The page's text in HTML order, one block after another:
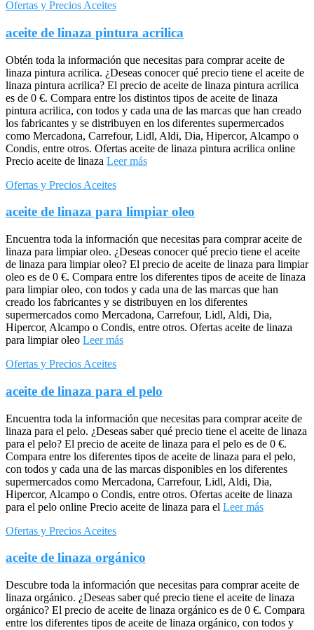
Ofertas y Precios Aceites
aceite de linaza pintura acrilica
Obtén toda la información que necesitas para comprar aceite de
linaza pintura acrilica. ¿Deseas conocer qué precio tiene el aceite de
linaza pintura acrilica? El precio de aceite de linaza pintura acrilica
es de 0 €. Compara entre los distintos tipos de aceite de linaza
pintura acrilica, con todos y cada una de las marcas que han creado
los fabricantes y se distribuyen en los diferentes supermercados
como Mercadona, Carrefour, Lidl, Aldi, Dia, Hipercor, Alcampo o
Condis, entre otros. Ofertas aceite de linaza pintura acrilica online
Precio aceite de linaza Leer más
Ofertas y Precios Aceites
aceite de linaza para limpiar oleo
Encuentra toda la información que necesitas para comprar aceite de
linaza para limpiar oleo. ¿Deseas conocer qué precio tiene el aceite
de linaza para limpiar oleo? El precio de aceite de linaza para limpiar
oleo es de 0 €. Compara entre los diferentes tipos de aceite de linaza
para limpiar oleo, con todos y cada una de las marcas que han
creado los fabricantes y se distribuyen en los diferentes
supermercados como Mercadona, Carrefour, Lidl, Aldi, Dia,
Hipercor, Alcampo o Condis, entre otros. Ofertas aceite de linaza
para limpiar oleo Leer más
Ofertas y Precios Aceites
aceite de linaza para el pelo
Encuentra toda la información que necesitas para comprar aceite de
linaza para el pelo. ¿Deseas saber qué precio tiene el aceite de linaza
para el pelo? El precio de aceite de linaza para el pelo es de 0 €.
Compara entre los diferentes tipos de aceite de linaza para el pelo,
con todos y cada una de las marcas disponibles en los diferentes
supermercados como Mercadona, Carrefour, Lidl, Aldi, Dia,
Hipercor, Alcampo o Condis, entre otros. Ofertas aceite de linaza
para el pelo online Precio aceite de linaza para el Leer más
Ofertas y Precios Aceites
aceite de linaza orgánico
Descubre toda la información que necesitas para comprar aceite de
linaza orgánico. ¿Deseas saber qué precio tiene el aceite de linaza
orgánico? El precio de aceite de linaza orgánico es de 0 €. Compara
entre los diferentes tipos de aceite de linaza orgánico, con todos y